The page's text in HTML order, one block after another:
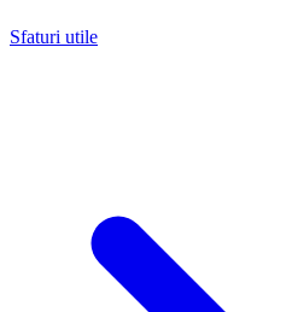
Sfaturi utile